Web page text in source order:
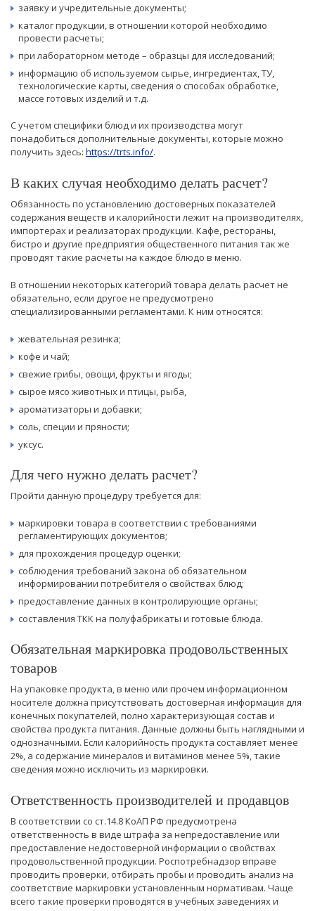
заявку и учредительные документы;
каталог продукции, в отношении которой необходимо
провести расчеты;
при лабораторном методе – образцы для исследований;
информацию об используемом сырье, ингредиентах, ТУ,
технологические карты, сведения о способах обработке,
массе готовых изделий и т.д.
С учетом специфики блюд и их производства могут
понадобиться дополнительные документы, которые можно
получить здесь: https://trts.info/.
В каких случая необходимо делать расчет?
Обязанность по установлению достоверных показателей
содержания веществ и калорийности лежит на производителях,
импортерах и реализаторах продукции. Кафе, рестораны,
бистро и другие предприятия общественного питания так же
проводят такие расчеты на каждое блюдо в меню.
В отношении некоторых категорий товара делать расчет не
обязательно, если другое не предусмотрено
специализированными регламентами. К ним относятся:
жевательная резинка;
кофе и чай;
свежие грибы, овощи, фрукты и ягоды;
сырое мясо животных и птицы, рыба,
ароматизаторы и добавки;
соль, специи и пряности;
уксус.
Для чего нужно делать расчет?
Пройти данную процедуру требуется для:
маркировки товара в соответствии с требованиями
регламентирующих документов;
для прохождения процедур оценки;
соблюдения требований закона об обязательном
информировании потребителя о свойствах блюд;
предоставление данных в контролирующие органы;
составления ТКК на полуфабрикаты и готовые блюда.
Обязательная маркировка продовольственных
товаров
На упаковке продукта, в меню или прочем информационном
носителе должна присутствовать достоверная информация для
конечных покупателей, полно характеризующая состав и
свойства продукта питания. Данные должны быть наглядными и
однозначными. Если калорийность продукта составляет менее
2%, а содержание минералов и витаминов менее 5%, такие
сведения можно исключить из маркировки.
Ответственность производителей и продавцов
В соответствии со ст.14.8 КоАП РФ предусмотрена
ответственность в виде штрафа за непредоставление или
предоставление недостоверной информации о свойствах
продовольственной продукции. Роспотребнадзор вправе
проводить проверки, отбирать пробы и проводить анализ на
соответствие маркировки установленным нормативам. Чаще
всего такие проверки проводятся в учебных заведениях и